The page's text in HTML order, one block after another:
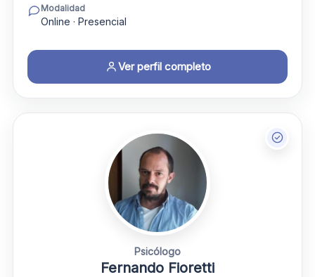
Modalidad
Online · Presencial
Ver perfil completo
Psicólogo
Fernando Fioretti